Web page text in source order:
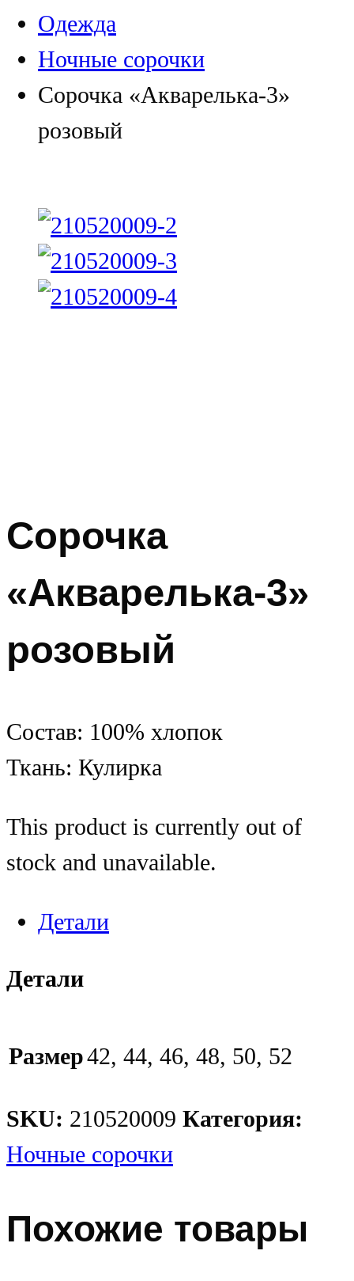
Одежда
Ночные сорочки
Сорочка «Акварелька-3»
розовый
Сорочка
«Акварелька-3»
розовый
Состав: 100% хлопок
Ткань: Кулирка
This product is currently out of
stock and unavailable.
Детали
Детали
Размер42, 44, 46, 48, 50, 52
SKU: 210520009 Категория:
Ночные сорочки
Похожие товары